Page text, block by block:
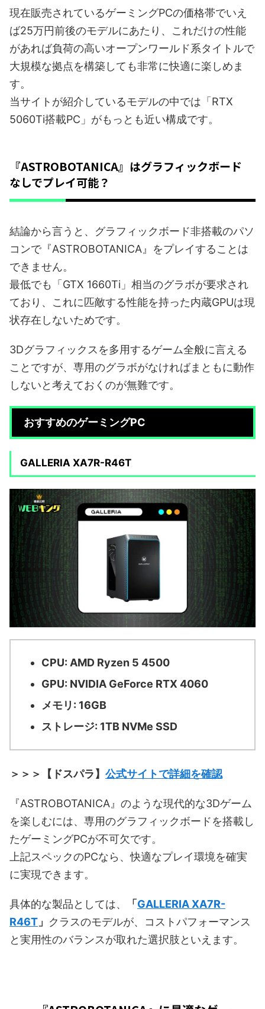
現在販売されているゲーミングPCの価格帯でいえ
ば25万円前後のモデルにあたり、これだけの性能
があれば負荷の高いオープンワールド系タイトルで
大規模な拠点を構築しても非常に快適に楽しめま
す。
当サイトが紹介しているモデルの中では「RTX
5060Ti搭載PC」がもっとも近い構成です。
『ASTROBOTANICA』はグラフィックボード
なしでプレイ可能？
結論から言うと、グラフィックボード非搭載のパソ
コンで『ASTROBOTANICA』をプレイすることは
できません。
最低でも「GTX 1660Ti」相当のグラボが要求され
ており、これに匹敵する性能を持った内蔵GPUは現
状存在しないためです。
3Dグラフィックスを多用するゲーム全般に言える
ことですが、専用のグラボがなければまともに動作
しないと考えておくのが無難です。
おすすめのゲーミングPC
GALLERIA XA7R-R46T
CPU: AMD Ryzen 5 4500
GPU: NVIDIA GeForce RTX 4060
メモリ: 16GB
ストレージ: 1TB NVMe SSD
＞＞＞【ドスパラ】 公式サイトで詳細を確認
『ASTROBOTANICA』のような現代的な3Dゲーム
を楽しむには、専用のグラフィックボードを搭載し
たゲーミングPCが不可欠です。
上記スペックのPCなら、快適なプレイ環境を確実
に実現できます。
具体的な製品としては、 「GALLERIA XA7R-
R46T 」 クラスのモデルが、コストパフォーマンス
と実用性のバランスが取れた選択肢といえます。